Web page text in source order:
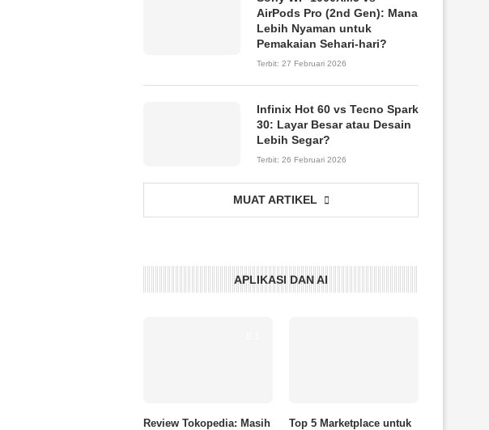
AirPods Pro (2nd Gen): Mana
Lebih Nyaman untuk
Pemakaian Sehari-hari?
Terbit: 27 Februari 2026
Infinix Hot 60 vs Tecno Spark
30: Layar Besar atau Desain
Lebih Segar?
Terbit: 26 Februari 2026
MUAT ARTIKEL
APLIKASI DAN AI
Review Tokopedia: Masih
Top 5 Marketplace untuk